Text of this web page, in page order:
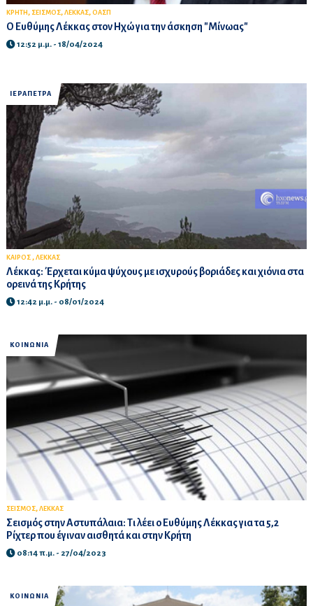
ΚΡΗΤΗ , ΣΕΙΣΜΟΣ, ΛΕΚΚΑΣ, ΟΑΣΠ
Ο Ευθύμης Λέκκας στον Ηχώ για την άσκηση "Μίνωας"
12:52 μ.μ. - 18/04/2024
ΙΕΡΑΠΕΤΡΑ
ΚΑΙΡΟΣ , ΛΕΚΚΑΣ
Λέκκας: Έρχεται κύμα ψύχους με ισχυρούς βοριάδες και χιόνια στα
ορεινά της Κρήτης
12:42 μ.μ. - 08/01/2024
ΚΟΙΝΩΝΙΑ
ΣΕΙΣΜΟΣ, ΛΕΚΚΑΣ
Σεισμός στην Αστυπάλαια: Τι λέει ο Ευθύμης Λέκκας για τα 5,2
Ρίχτερ που έγιναν αισθητά και στην Κρήτη
08:14 π.μ. - 27/04/2023
ΚΟΙΝΩΝΙΑ